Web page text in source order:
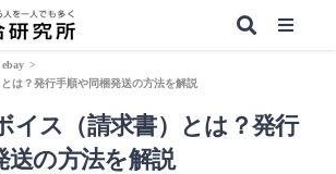
】副業&本業 物販ノウハウ
ebay >
は？発行手順や同梱発送の方法を解説
イス（請求書）とは？発行
送の方法を解説